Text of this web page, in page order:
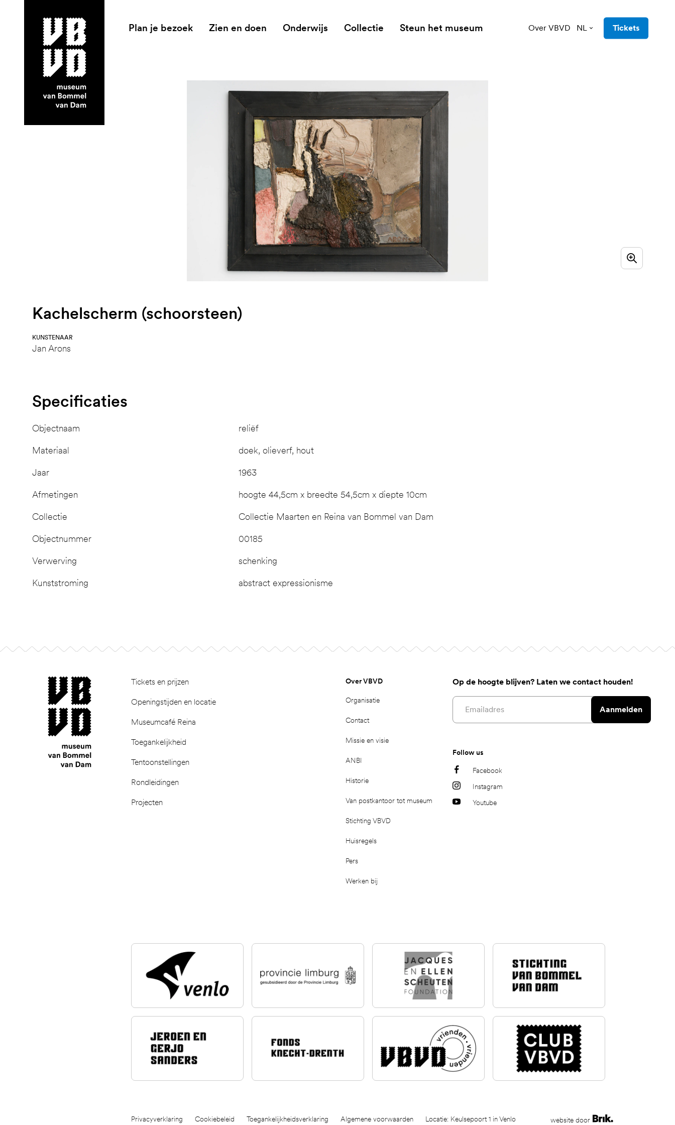
museum van Bommel van Dam
Plan je bezoek Zien en doen Onderwijs Collectie Steun het museum Over VBVD NL Tickets
Kachelscherm (schoorsteen)
KUNSTENAAR
Jan Arons
Specificaties
Objectnaam reliëf
Materiaal doek, olieverf, hout
Jaar 1963
Afmetingen hoogte 44,5cm x breedte 54,5cm x diepte 10cm
Collectie Collectie Maarten en Reina van Bommel van Dam
Objectnummer 00185
Verwerving schenking
Kunststroming abstract expressionisme
Tickets en prijzen
Openingstijden en locatie
Museumcafé Reina
Toegankelijkheid
Tentoonstellingen
Rondleidingen
Projecten
museum van Bommel van Dam Over VBVD
Organisatie
Contact
Missie en visie
ANBI
Historie
Van postkantoor tot museum
Stichting VBVD
Huisregels
Pers
Werken bij
Op de hoogte blijven? Laten we contact houden!
Email address
Aanmelden
Follow us
Facebook
Instagram
Youtube
Privacyverklaring Cookiebeleid Toegankelijkheidsverklaring Algemene voorwaarden Locatie: Keulsepoort 1 in Venlo website door